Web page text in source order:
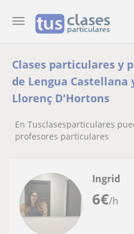
Clases particulares y
de Lengua
Llorenç D'Hortons
En Tusclasesparticulares
profesores particulares
6€/h
Ingrid